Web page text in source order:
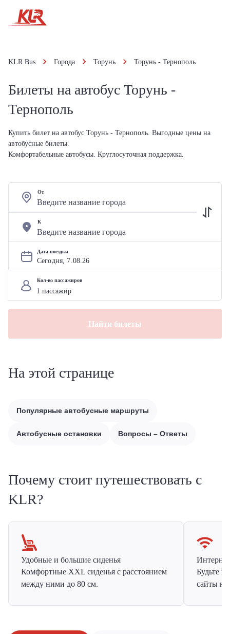
KLR Bus Города Торунь Торунь - Тернополь
Билеты на автобус Торунь -
Тернополь
Купить билет на автобус Торунь - Тернополь. Выгодные цены на
автобусные билеты.
Комфортабельные автобусы. Круглосуточная поддержка.
От
К
Дата поездки
Сегодня, 7.08.26
Кол-во пассажиров
Найти билеты
На этой странице
Популярные автобусные маршруты
Автобусные остановки Вопросы – Ответы
Почему стоит путешествовать с
KLR?
Удобные и большие сиденья
Комфортные XXL сиденья с расстоянием
между ними до 80 см.
Будьте
сайты на